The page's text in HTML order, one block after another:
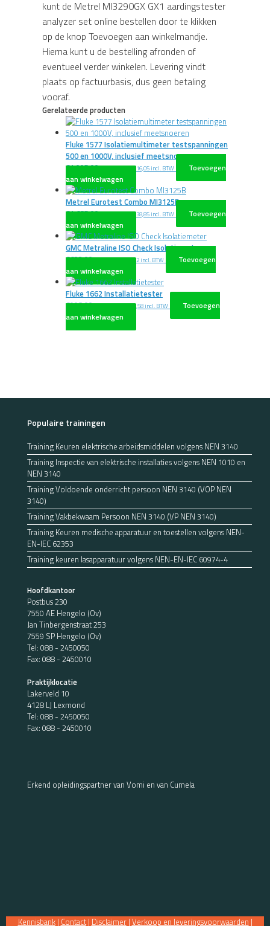
kunt de Metrel MI3290GX GX1 aardingstester
analyzer set online bestellen door te klikken
op de knop Toevoegen aan winkelmandje.
Hierna kunt u de bestelling afronden of
eventueel verder winkelen. Levering vindt
plaats op factuurbasis, dus geen betaling
vooraf.
Gerelateerde producten
Fluke 1577 Isolatiemultimeter testspanningen
500 en 1000V, inclusief meetsnoeren
€1.005,00 excl. BTW€1.216,05 incl. BTW
Toevoegen
aan winkelwagen
Metrel Eurotest Combo MI3125B
€1.685,00 excl. BTW€2.038,85 incl. BTW
Toevoegen
aan winkelwagen
GMC Metraline ISO Check Isolatiemeter
€622,00 excl. BTW€752,62 incl. BTW
Toevoegen
aan winkelwagen
Fluke 1662 Installatietester
€998,00 excl. BTW€1.207,58 incl. BTW
Toevoegen
aan winkelwagen
Populaire trainingen
Training Keuren elektrische arbeidsmiddelen volgens NEN 3140
Training Inspectie van elektrische installaties volgens NEN 1010 en
NEN 3140
Training Voldoende onderricht persoon NEN 3140 (VOP NEN
3140)
Training Vakbekwaam Persoon NEN 3140 (VP NEN 3140)
Training Keuren medische apparatuur en toestellen volgens NEN-
EN-IEC 62353
Training keuren lasapparatuur volgens NEN-EN-IEC 60974-4
Hoofdkantoor
Postbus 230
7550 AE Hengelo (Ov)
Jan Tinbergenstraat 253
7559 SP Hengelo (Ov)
Tel: 088 - 2450050
Fax: 088 - 2450010
Praktijklocatie
Lakerveld 10
4128 LJ Lexmond
Tel: 088 - 2450050
Fax: 088 - 2450010
Erkend opleidingspartner van Vomi en van Cumela
Kennisbank| Contact| Disclaimer| Verkoop en leveringsvoorwaarden |